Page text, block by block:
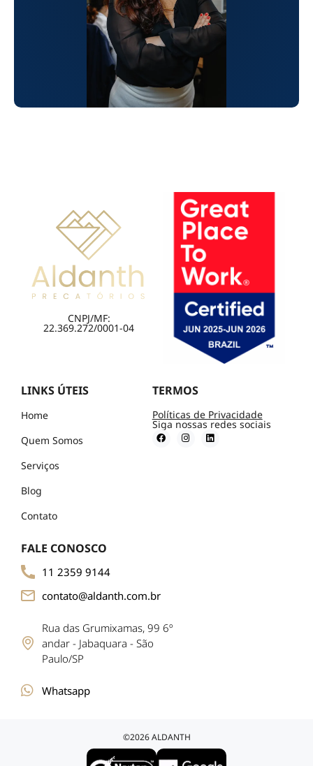
CNPJ/MF:
22.369.272/0001-04
LINKS ÚTEIS
Home
Quem Somos
Serviços
Blog
Contato
TERMOS
Políticas de Privacidade
Siga nossas redes sociais
FALE CONOSCO
11 2359 9144
contato@aldanth.com.br
Rua das Grumixamas, 99 6º
andar - Jabaquara - São
Paulo/SP
Whatsapp
©2026 ALDANTH